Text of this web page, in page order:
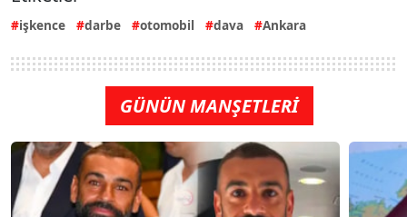
işkence darbe otomobil dava Ankara
GÜNÜN MANŞETLERİ